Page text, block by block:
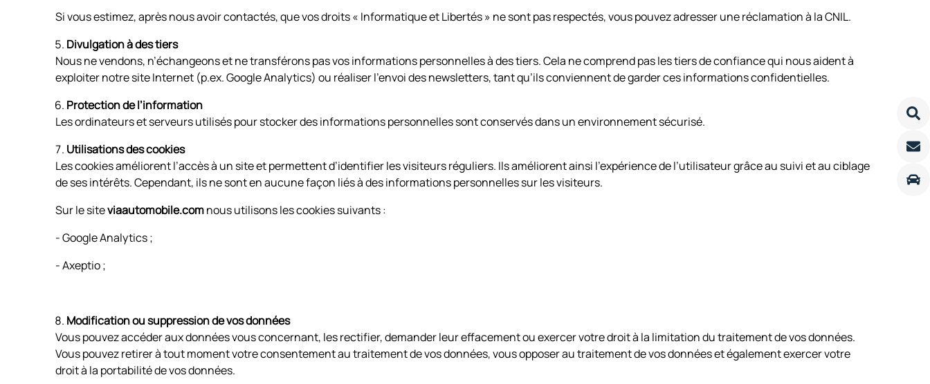
Si vous estimez, après nous avoir contactés, que vos droits « Informatique et Libertés » ne sont pas respectés, vous pouvez adresser une réclamation à la CNIL.
Divulgation à des tiers
Nous ne vendons, n’échangeons et ne transférons pas vos informations personnelles à des tiers. Cela ne comprend pas les tiers de confiance qui nous aident à
exploiter notre site Internet (p.ex. Google Analytics) ou réaliser l’envoi des newsletters, tant qu’ils conviennent de garder ces informations confidentielles.
Protection de l’information
Les ordinateurs et serveurs utilisés pour stocker des informations personnelles sont conservés dans un environnement sécurisé.
Utilisations des cookies
Les cookies améliorent l’accès à un site et permettent d’identifier les visiteurs réguliers. Ils améliorent ainsi l’expérience de l’utilisateur grâce au suivi et au ciblage
de ses intérêts. Cependant, ils ne sont en aucune façon liés à des informations personnelles sur les visiteurs.
Sur le siteviaautomobile.comnous utilisons les cookies suivants :
- Google Analytics ;
- Axeptio ;
Modification ou suppression de vos données
Vous pouvez accéder aux données vous concernant, les rectifier, demander leur effacement ou exercer votre droit à la limitation du traitement de vos données.
Vous pouvez retirer à tout moment votre consentement au traitement de vos données, vous opposer au traitement de vos données et également exercer votre
droit à la portabilité de vos données.